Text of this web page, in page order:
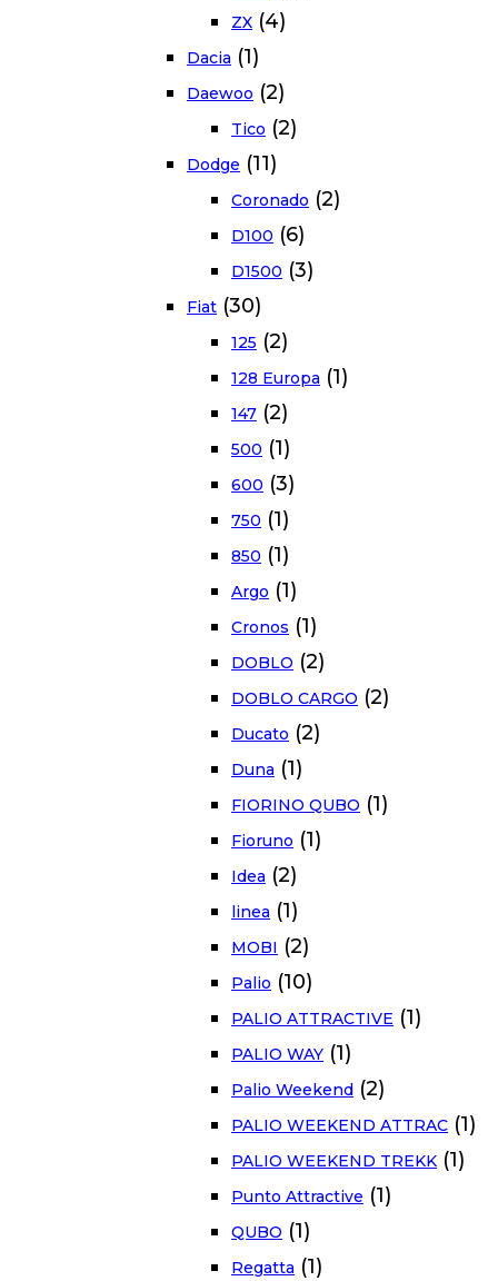
ZX (4)
Dacia (1)
Daewoo (2)
Tico (2)
Dodge (11)
Coronado (2)
D100 (6)
D1500 (3)
Fiat (30)
125 (2)
128 Europa (1)
147 (2)
500 (1)
600 (3)
750 (1)
850 (1)
Argo (1)
Cronos (1)
DOBLO (2)
DOBLO CARGO (2)
Ducato (2)
Duna (1)
FIORINO QUBO (1)
Fioruno (1)
Idea (2)
linea (1)
MOBI (2)
Palio (10)
PALIO ATTRACTIVE (1)
PALIO WAY (1)
Palio Weekend (2)
PALIO WEEKEND ATTRAC (1)
PALIO WEEKEND TREKK (1)
Punto Attractive (1)
QUBO (1)
Regatta (1)